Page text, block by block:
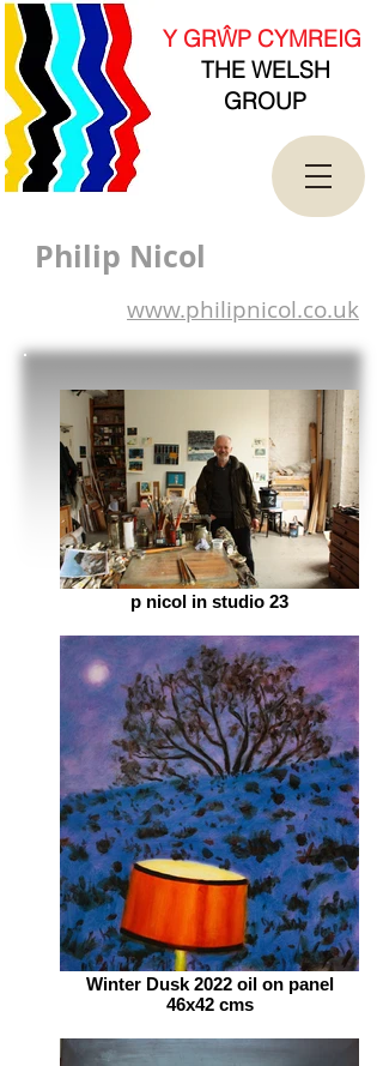
new Date().getTime(),event:'gtm.js'});var
f=d.getElementsByTagName(s)[0],
j=d.createElement(s),dl=l!='dataLayer'?'&l='+l:'';j.asy
nc=true;j.src=
'https://www.googletagmanager.com/gtm.js?
id='+i+dl;f.parentNode.insertBefore(j,f);
})(window,document,'script','dataLayer','GTM-
T4QK2CJ');</script>
<!-- End Google Tag Manager -->
Y GRŴP CYMREIG
THE WELSH
GROUP
Philip Nicol
www.philipnicol.co.uk
p nicol in studio 23
Winter Dusk 2022 oil on panel
46x42 cms